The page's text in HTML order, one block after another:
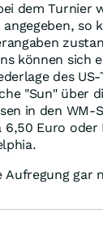
dem Turnier
so
können sich
des
"Sun" über
in den WM-
6,50 Euro oder
Aufregung gar